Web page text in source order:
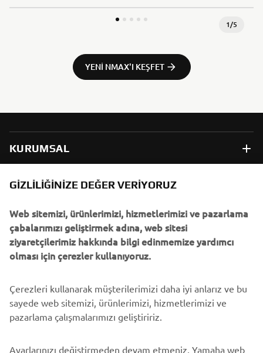
1/5
YENI NMAX'I KEŞFET
KURUMSAL
B2B
DAHA FAZLA YAMAHA
DESTEK
BÜLTEN
En son fırsatları, özel etkinlikleri, yeni çıkan ürünleri ve daha
fazlasını ilk öğrenen siz olun
GIZLILIĞINIZE DEĞER VERIYORUZ
Web sitemizi, ürünlerimizi, hizmetlerimizi ve pazarlama
çabalarımızı geliştirmek adına, web sitesi
ziyaretçilerimiz hakkında bilgi edinmemize yardımcı
olması için çerezler kullanıyoruz.
Çerezleri kullanarak müşterilerimizi daha iyi anlarız ve bu
sayede web sitemizi, ürünlerimizi, hizmetlerimizi ve
pazarlama çalışmalarımızı geliştiririz.
Ayarlarınızı değiştirmeden devam etmeniz, Yamaha web